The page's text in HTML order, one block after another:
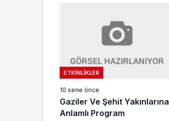
ETKINLIKLER
10 sene önce
Gaziler Ve Şehit Yakınlarına
Anlamlı Program